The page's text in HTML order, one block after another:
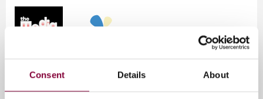
Consent Details About